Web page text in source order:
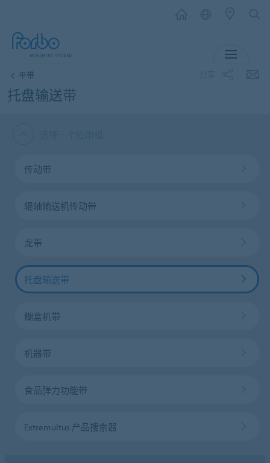
平带
托盘输送带
传动带
辊轴输送机传动带
龙带
托盘输送带
糊盒机带
机器带
食品弹力功能带
Extremultus 产品搜索器